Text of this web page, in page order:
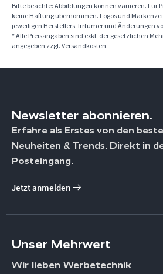
Bitte beachte: Abbildungen können variieren. Für
keine Haftung übernommen. Logos und
jeweiligen Herstellers. Irrtümer und Änderungen
* Alle Preisangaben sind exkl. der gesetzlichen
angegeben zzgl. Versandkosten.
Newsletter abonnieren.
Erfahre als Erstes von den
Neuheiten & Trends. Direkt in
Posteingang.
Jetzt anmelden
Unser Mehrwert
Wir lieben Werbetechnik